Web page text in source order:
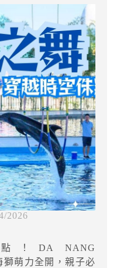
2026
！DA NANG
萌力全開，親子必